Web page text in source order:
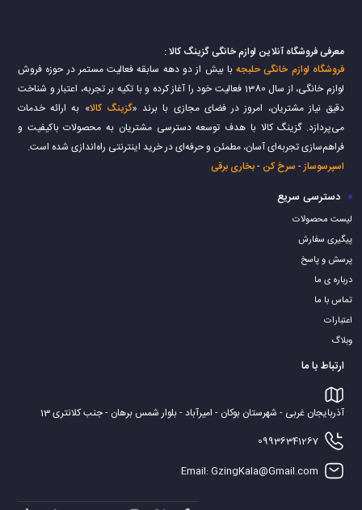
معرفی فروشگاه آنلاین لوازم خانگی گزینگ کالا :
فروشگاه لوازم خانگی حلبجهبا بیش از دو دهه سابقه فعالیت مستمر در حوزه فروش
لوازم خانگی، از سال 1380 فعالیت خود را آغاز کرده و با تکیه بر تجربه، اعتبار و شناخت
دقیق نیاز مشتریان، امروز در فضای مجازی با برند «گزینگ کالا» به ارائه خدمات
می‌پردازد. گزینگ کالا با هدف توسعه دسترسی مشتریان به محصولات باکیفیت و
فراهم‌سازی تجربه‌ای آسان، مطمئن و حرفه‌ای در خرید اینترنتی راه‌اندازی شده است.
اسپرسوساز- سرخ کن -بخاری برقی
دسترسی سریع
لیست محصولات
پیگیری سفارش
پرسش و پاسخ
درباره ی ما
تماس با ما
اعتبارات
وبلاگ
ارتباط با ما
آذربایجان غربی - شهرستان بوکان - امیرآباد - بلوار شمس برهان - جنب کلانتری 13
09936341267
Email: GzingKala@Gmail.com